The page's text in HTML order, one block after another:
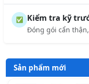
✅ Kiểm tra kỹ
Đóng gói cẩn
Sản phẩm mới